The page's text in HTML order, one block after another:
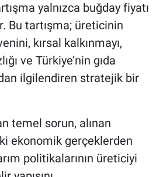
yalnızca buğday fiyatı
Bu tartışma; üreticinin
kırsal kalkınmayı,
ve Türkiye’nin gıda
ilgilendiren stratejik bir
temel sorun, alınan
ekonomik gerçeklerden
politikalarının üreticiyi